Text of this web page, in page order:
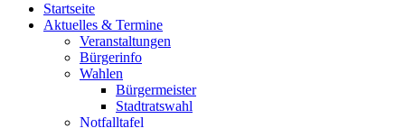
Startseite
Aktuelles & Termine
Veranstaltungen
Bürgerinfo
Wahlen
Bürgermeister
Stadtratswahl
Notfalltafel